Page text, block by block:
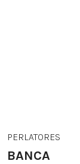
PERLATORES
BANCA